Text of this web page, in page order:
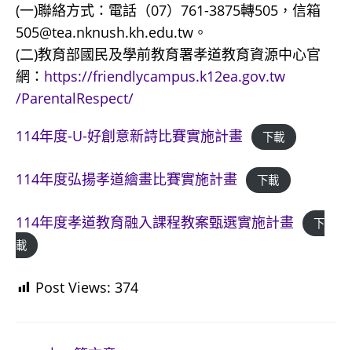
(一)聯絡方式：電話（07）761-3875轉505，信箱
505@tea.nknush.kh.edu.tw。
(二)教育部國民及學前教育署孝道教育資源中心官
網： https://friendlycampus.k12ea.gov.tw
/ParentalRespect/
114年度-U-好創意新詩比賽實施計畫
下載
114年度弘揚孝道繪畫比賽實施計畫 下載
114年度孝道教育融入課程教案甄選實施計畫
下
載
Post Views: 374